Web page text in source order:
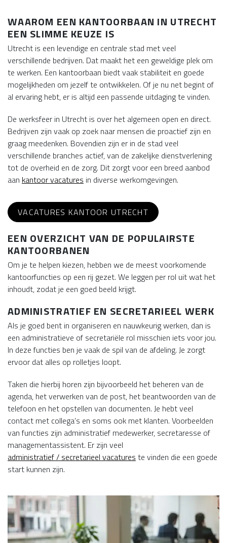
WAAROM EEN KANTOORBAAN IN UTRECHT
EEN SLIMME KEUZE IS
Utrecht is een levendige en centrale stad met veel
verschillende bedrijven. Dat maakt het een geweldige plek om
te werken. Een kantoorbaan biedt vaak stabiliteit en goede
mogelijkheden om jezelf te ontwikkelen. Of je nu net begint of
al ervaring hebt, er is altijd een passende uitdaging te vinden.
De werksfeer in Utrecht is over het algemeen open en direct.
Bedrijven zijn vaak op zoek naar mensen die proactief zijn en
graag meedenken. Bovendien zijn er in de stad veel
verschillende branches actief, van de zakelijke dienstverlening
tot de overheid en de zorg. Dit zorgt voor een breed aanbod
aan kantoor vacatures in diverse werkomgevingen.
VACATURES KANTOOR UTRECHT
EEN OVERZICHT VAN DE POPULAIRSTE
KANTOORBANEN
Om je te helpen kiezen, hebben we de meest voorkomende
kantoorfuncties op een rij gezet. We leggen per rol uit wat het
inhoudt, zodat je een goed beeld krijgt.
ADMINISTRATIEF EN SECRETARIEEL WERK
Als je goed bent in organiseren en nauwkeurig werken, dan is
een administratieve of secretariële rol misschien iets voor jou.
In deze functies ben je vaak de spil van de afdeling. Je zorgt
ervoor dat alles op rolletjes loopt.
Taken die hierbij horen zijn bijvoorbeeld het beheren van de
agenda, het verwerken van de post, het beantwoorden van de
telefoon en het opstellen van documenten. Je hebt veel
contact met collega’s en soms ook met klanten. Voorbeelden
van functies zijn administratief medewerker, secretaresse of
managementassistent. Er zijn veel
administratief / secretarieel vacatures te vinden die een goede
start kunnen zijn.